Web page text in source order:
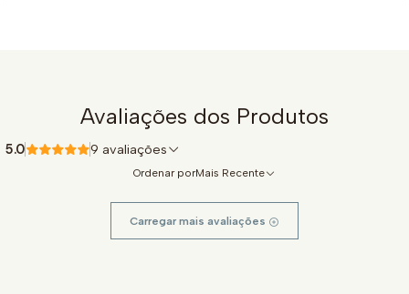
Avaliações dos Produtos
5.0 9 avaliações
Ordenar porMais Recente
Carregar mais avaliações